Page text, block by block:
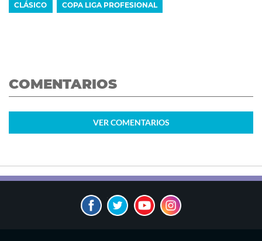
CLÁSICO COPA LIGA PROFESIONAL
COMENTARIOS
VER COMENTARIOS